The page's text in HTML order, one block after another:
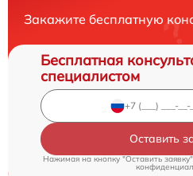
Закажите бесплатную
Бесплатная
специалистом
Оставить
Нажимая на кнопку "Оставить